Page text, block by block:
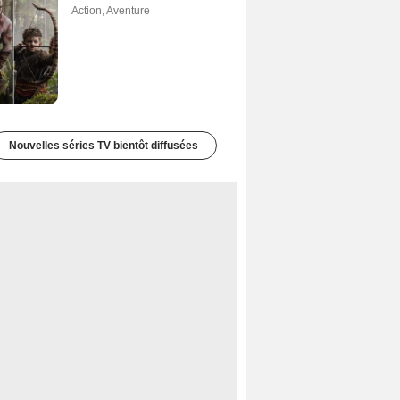
Action Aventure
Nouvelles séries TV bientôt diffusées